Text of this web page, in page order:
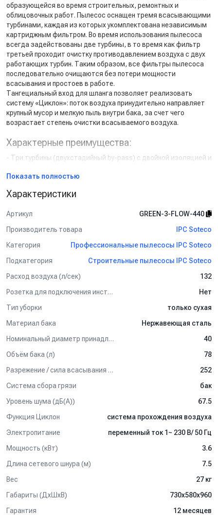
образующейся во время строительных, ремонтных и
облицовочных работ. Пылесос оснащен тремя всасывающими
турбинами, каждая из которых укомплектована независимым
картриджным фильтром. Во время использования пылесоса
всегда задействованы две турбины, в то время как фильтр
третьей проходит очистку противодавлением воздуха с двух
работающих турбин. Таким образом, все фильтры пылесоса
последовательно очищаются без потери мощности
всасывания и простоев в работе.
Тангециальный вход для шланга позволяет реализовать
систему «Циклон»: поток воздуха принудительно направляет
крупный мусор и мелкую пыль внутри бака, за счет чего
возрастает степень очистки всасываемого воздуха.
Характерные преимущества:
- Три турбины (двухстадийный by-pass) с двойной изоляцией и
- Три независимых картриджных фильтра (фильтрация – 1
- Самоочистка фильтров во время работы без потери
- Непрерывная работа пылесоса без остановок для
обслуживания фильтров.
- Бак из нержавеющей стали дает повышенный уровень
звукоизоляции.
задними колесами.
- Система направления воздушного потока «Циклон».
Комплект поставки:
- Всасывающий шланг.
- Соединительное колено.
- Удлинительная трубка, 2 шт.
- Напольная насадка.
- Круглая щетка.
использоваться для общей очистки строительных площадок,
сбора крупного сухого мусора и мелкодисперсной пыли.
Отличный выбор для строительных подрядчиков,
производственных цехов и складских помещений с большим
Показать полностью
Характеристики
Артикул
GREEN-3-FLOW-440
Производитель товара
IPC Soteco
Категория
Профессиональные пылесосы IPC Soteco
Подкатегория
Строительные пылесосы IPC Soteco
Расход воздуха (л/сек)
132
Розетка для подключения инструмента
Нет
Тип уборки
только сухая
Материал бака
Нержавеющая сталь
Номинальный диаметр принадлежностей (мм)
40
Объём бака (л)
78
Разрежение / сила всасывания (мбар)
252
Система сбора грязи
бак
Уровень шума (дБ(А))
67.5
Функция Циклон
система прохождения воздуха
Электропитание
переменный ток 1~ 230 В/ 50 Гц
Мощность (кВт)
3.6
Длина сетевого шнура (м)
7.5
Вес
27 кг
Габариты (ДхШхВ)
730х580х960
Гарантия
12 месяцев